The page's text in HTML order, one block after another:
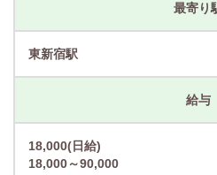
最寄り
東新宿駅
給与
18,000(日給)
18,000～90,000